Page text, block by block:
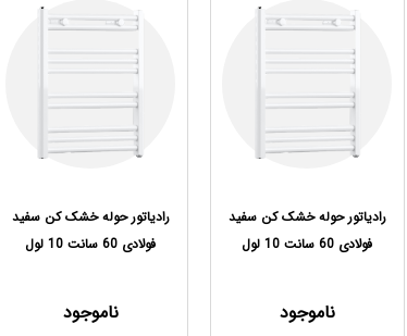
رادیاتور حوله خشک کن سفید
فولادی 60 سانت 10 لول
ناموجود
رادیاتور حوله خشک کن سفید
فولادی 60 سانت 10 لول
ناموجود